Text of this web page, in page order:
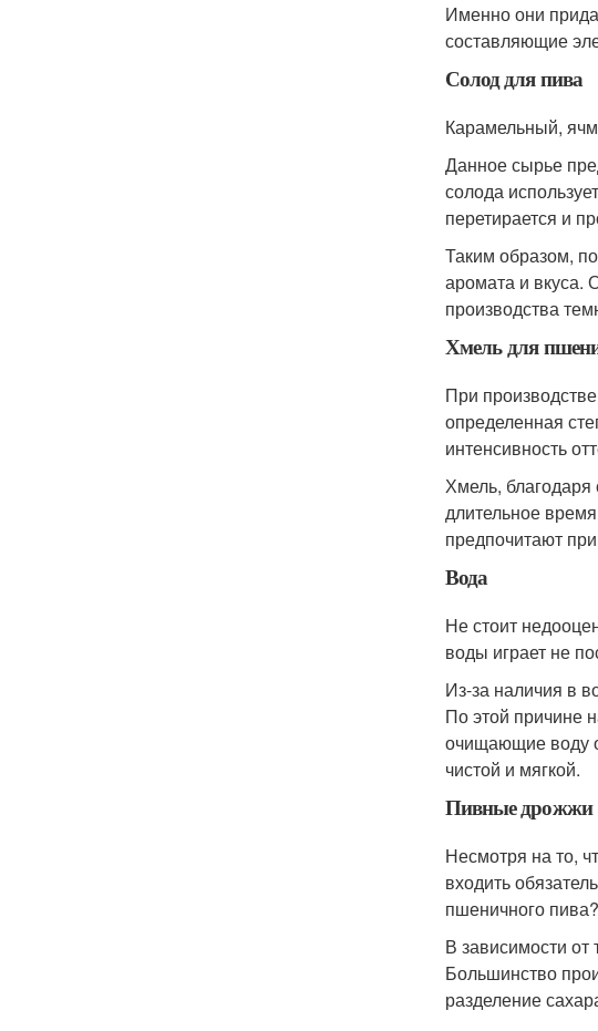
Именно они
составляющие
Солод для пива
Карамельный,
Данное сырье
солода
перетирается и
Таким образом,
аромата и вкуса.
производства
Хмель для
При
определенная
интенсивность
Хмель, благодаря
длительное
предпочитают
Вода
Не стоит
воды играет не
Из-за наличия в
По этой причине
очищающие воду
чистой и мягкой.
Пивные дрожжи
Несмотря на то,
входить
пшеничного пива?
В зависимости от
Большинство
разделение